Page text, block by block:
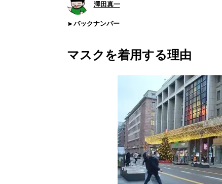
澤田真一
バックナンバー
マスクを着用する理由